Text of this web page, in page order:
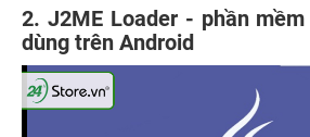
2. J2ME Loader - phần
dùng trên Android